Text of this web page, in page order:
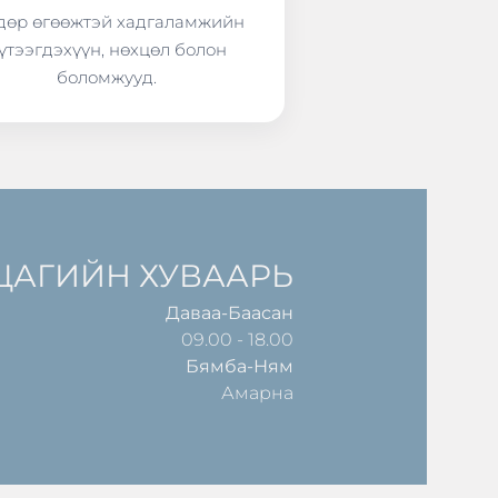
өгөөжтэй хадгаламжийн
нөхцөл болон
боломжууд.
ХУВААРЬ
Даваа-Баасан
09.00 - 18.00
Бямба-Ням
Амарна